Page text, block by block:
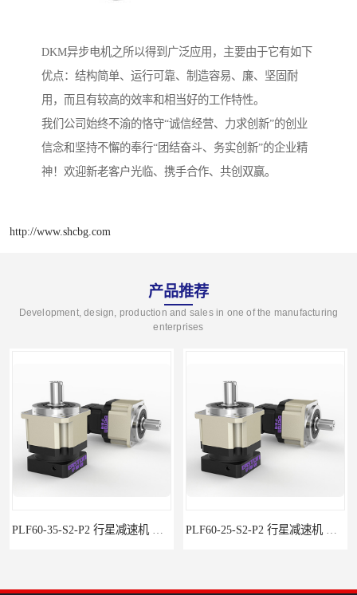
DKM异步电机之所以得到广泛应用，主要由于它有如下
优点：结构简单、运行可靠、制造容易、廉、坚固耐
用，而且有较高的效率和相当好的工作特性。
我们公司始终不渝的恪守“诚信经营、力求创新”的创业
信念和坚持不懈的奉行“团结奋斗、务实创新”的企业精
神！欢迎新老客户光临、携手合作、共创双赢。
http://www.shcbg.com
产品推荐
Development, design, production and sales in one of the manufacturing
enterprises